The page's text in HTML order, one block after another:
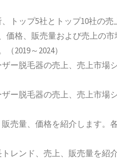
トップ5社とトップ10社の売
格、販売量および売上の
2019～2024）
ー脱毛器の売上、売上市場
ー脱毛器の売上、売上市場
売量、価格を紹介します。
レンド、売上、販売量を紹